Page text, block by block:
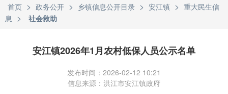
首页 > 政务公开 > 乡镇信息公开目录 > 安江镇 > 重大民生信
息 > 社会救助
安江镇2026年1月农村低保人员公示名单
发布时间：2026-02-12 10:21
信息来源：洪江市安江镇政府